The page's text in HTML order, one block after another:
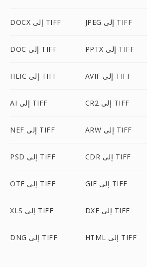
DOCX إلى TIFF JPEG إلى TIFF
DOC إلى TIFF PPTX إلى TIFF
HEIC إلى TIFF AVIF إلى TIFF
AI إلى TIFF CR2 إلى TIFF
NEF إلى TIFF ARW إلى TIFF
PSD إلى TIFF CDR إلى TIFF
OTF إلى TIFF GIF إلى TIFF
XLS إلى TIFF DXF إلى TIFF
DNG إلى TIFF HTML إلى TIFF